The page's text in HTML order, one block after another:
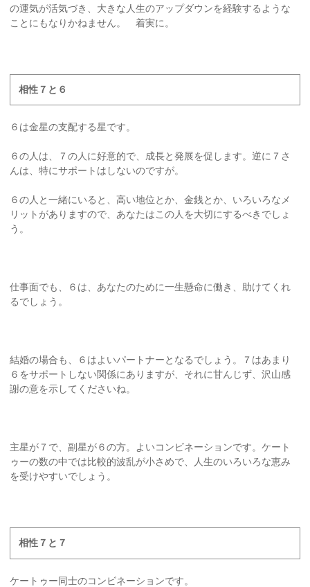
の運気が活気づき、大きな人生のアップダウンを経験するような
ことにもなりかねません。 着実に。
相性７と６
６は金星の支配する星です。
６の人は、７の人に好意的で、成長と発展を促します。逆に７さ
んは、特にサポートはしないのですが。
６の人と一緒にいると、高い地位とか、金銭とか、いろいろなメ
リットがありますので、あなたはこの人を大切にするべきでしょ
う。
仕事面でも、６は、あなたのために一生懸命に働き、助けてくれ
るでしょう。
結婚の場合も、６はよいパートナーとなるでしょう。７はあまり
６をサポートしない関係にありますが、それに甘んじず、沢山感
謝の意を示してくださいね。
主星が７で、副星が６の方。よいコンビネーションです。ケート
ゥーの数の中では比較的波乱が小さめで、人生のいろいろな恵み
を受けやすいでしょう。
相性７と７
ケートゥー同士のコンビネーションです。